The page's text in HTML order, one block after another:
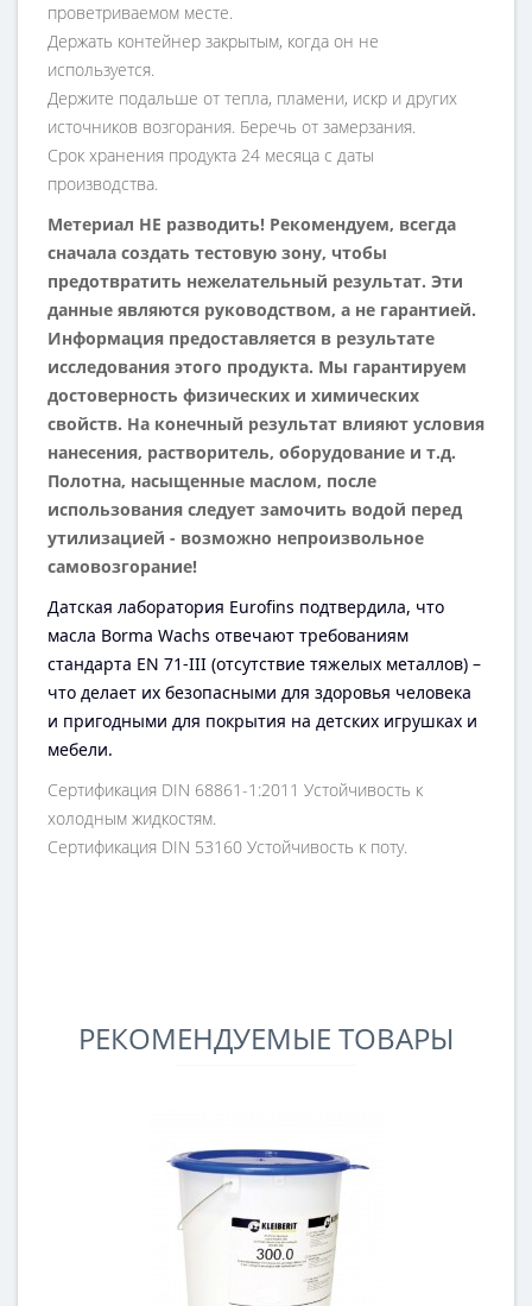
проветриваемом месте.
Держать контейнер закрытым, когда он не
используется.
Держите подальше от тепла, пламени, искр и других
источников возгорания. Беречь от замерзания.
Срок хранения продукта 24 месяца с даты
производства.
Метериал НЕ разводить! Рекомендуем, всегда
сначала создать тестовую зону, чтобы
предотвратить нежелательный результат. Эти
данные являются руководством, а не гарантией.
Информация предоставляется в результате
исследования этого продукта. Мы гарантируем
достоверность физических и химических
свойств. На конечный результат влияют условия
нанесения, растворитель, оборудование и т.д.
Полотна, насыщенные маслом, после
использования следует замочить водой перед
утилизацией - возможно непроизвольное
самовозгорание!
Датская лаборатория Eurofins подтвердила, что
масла Borma Wachs отвечают требованиям
стандарта EN 71-III (отсутствие тяжелых металлов) –
что делает их безопасными для здоровья человека
и пригодными для покрытия на детских игрушках и
мебели.
Сертификация DIN 68861-1:2011 Устойчивость к
холодным жидкостям.
Сертификация DIN 53160 Устойчивость к поту.
РЕКОМЕНДУЕМЫЕ ТОВАРЫ